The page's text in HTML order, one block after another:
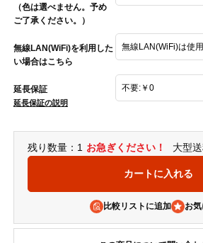
（色は選べません。予め
ご了承ください。）
無線LAN(WiFi)を利用した
い場合はこちら
延長保証
延長保証の説明
残り数量：1 お急ぎください！ 大型
比較リストに追加